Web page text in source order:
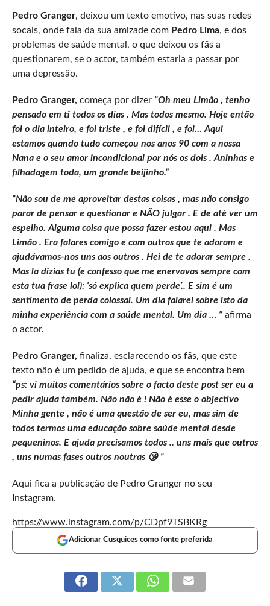
Pedro Granger, deixou um texto emotivo, nas suas redes
socais, onde fala da sua amizade com Pedro Lima, e dos
problemas de saúde mental, o que deixou os fãs a
questionarem, se o actor, também estaria a passar por
uma depressão.
Pedro Granger, começa por dizer“Oh meu Limão , tenho
pensado em ti todos os dias . Mas todos mesmo. Hoje então
foi o dia inteiro, e foi triste , e foi difícil , e foi… Aqui
estamos quando tudo começou nos anos 90 com a nossa
Nana e o seu amor incondicional por nós os dois . Aninhas e
filhadagem toda, um grande beijinho.”
“Não sou de me aproveitar destas coisas , mas não consigo
parar de pensar e questionar e NÃO julgar . E de até ver um
espelho. Alguma coisa que possa fazer estou aqui . Mas
Limão . Era falares comigo e com outros que te adoram e
ajudávamos-nos uns aos outros . Hei de te adorar sempre .
Mas la dizias tu (e confesso que me enervavas sempre com
esta tua frase lol): ‘só explica quem perde’.. E sim é um
sentimento de perda colossal. Um dia falarei sobre isto da
minha experiência com a saúde mental. Um dia … ” afirma
o actor.
Pedro Granger, finaliza, esclarecendo os fãs, que este
texto não é um pedido de ajuda, e que se encontra bem
“ps: vi muitos comentários sobre o facto deste post ser eu a
pedir ajuda também. Não não è ! Não è esse o objectivo
Minha gente , não é uma questão de ser eu, mas sim de
todos termos uma educação sobre saúde mental desde
pequeninos. E ajuda precisamos todos .. uns mais que outros
, uns numas fases outros noutras 😘 “
Aqui fica a publicação de Pedro Granger no seu
Instagram.
https://www.instagram.com/p/CDpf9TSBKRg
Adicionar Cusquices como fonte preferida